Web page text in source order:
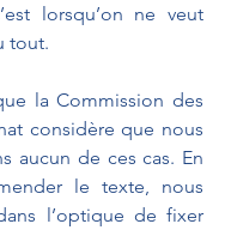
lorsqu’on ne veut
tout.
la Commission des
considère que nous
aucun de ces cas. En
le texte, nous
l’optique de fixer